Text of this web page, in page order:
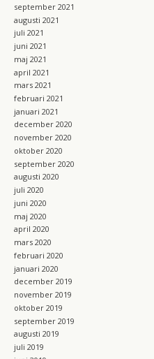
september 2021
augusti 2021
juli 2021
juni 2021
maj 2021
april 2021
mars 2021
februari 2021
januari 2021
december 2020
november 2020
oktober 2020
september 2020
augusti 2020
juli 2020
juni 2020
maj 2020
april 2020
mars 2020
februari 2020
januari 2020
december 2019
november 2019
oktober 2019
september 2019
augusti 2019
juli 2019